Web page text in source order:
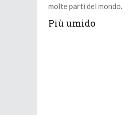
molte parti del mondo.
Più umido